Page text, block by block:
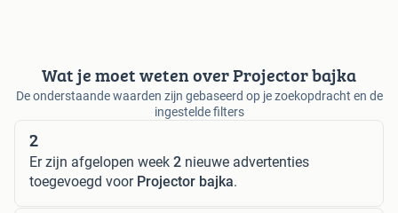
Wat je moet weten over Projector bajka
De onderstaande waarden zijn gebaseerd op je zoekopdracht en de
ingestelde filters
2
Er zijn afgelopen week 2 nieuwe advertenties
toegevoegd voor Projector bajka.